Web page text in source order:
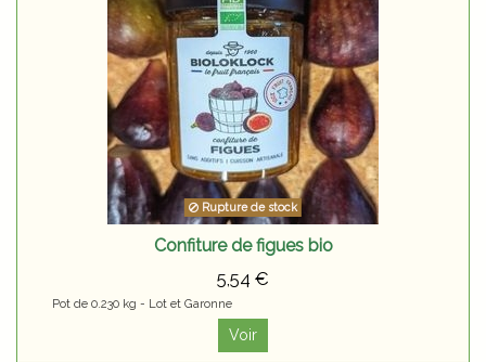
Rupture de stock
Confiture de figues bio
5,54 €
Pot de 0.230 kg - Lot et Garonne
Voir